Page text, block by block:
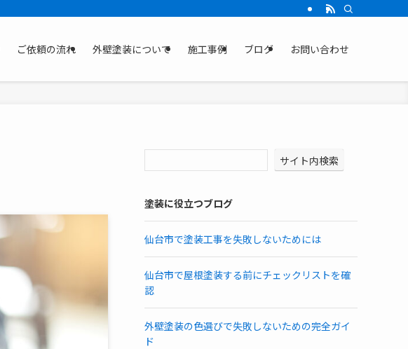
ご依頼の流れ 外壁塗装について 施工事例 ブログ お問い合わせ
サイト内検索
塗装に役立つブログ
仙台市で塗装工事を失敗しないためには
仙台市で屋根塗装する前にチェックリストを確
認
外壁塗装の色選びで失敗しないための完全ガイ
ド